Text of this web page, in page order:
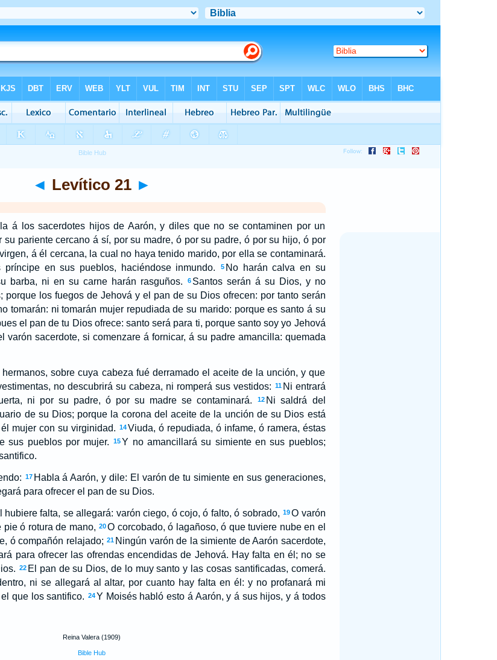
◄ Levítico 21 ►
á los sacerdotes hijos de Aarón, y diles que no se contaminen por un
su pariente cercano á sí, por su madre, ó por su padre, ó por su hijo, ó por
á él cercana, la cual no haya tenido marido, por ella se contaminará.
en sus pueblos, haciéndose inmundo. 5 No harán calva en su
barba, ni en su carne harán rasguños.
6 Santos serán á su Dios, y no
porque los fuegos de Jehová y el pan de su Dios ofrecen: por tanto serán
tomarán: ni tomarán mujer repudiada de su marido: porque es santo á su
el pan de tu Dios ofrece: santo será para ti, porque santo soy yo Jehová
varón sacerdote, si comenzare á fornicar, á su padre amancilla: quemada
sobre cuya cabeza fué derramado el aceite de la unción, y que
no descubrirá su cabeza, ni romperá sus vestidos: 11 Ni entrará
ni por su padre, ó por su madre se contaminará.
12 Ni saldrá del
de su Dios; porque la corona del aceite de la unción de su Dios está
mujer con su virginidad. 14 Viuda, ó repudiada, ó infame, ó ramera, éstas
sus pueblos por mujer.
15 Y no amancillará su simiente en sus pueblos;
17 Habla á Aarón, y dile: El varón de tu simiente en sus generaciones,
para ofrecer el pan de su Dios.
falta, se allegará: varón ciego, ó cojo, ó falto, ó sobrado, 19O varón
ó rotura de mano, 20O corcobado, ó lagañoso, ó que tuviere nube en el
ó compañón relajado; 21 Ningún varón de la simiente de Aarón sacerdote,
para ofrecer las ofrendas encendidas de Jehová. Hay falta en él; no se
22 El pan de su Dios, de lo muy santo y las cosas santificadas, comerá.
ni se allegará al altar, por cuanto hay falta en él: y no profanará mi
que los santifico. 24Y Moisés habló esto á Aarón, y á sus hijos, y á todos
Reina Valera (1909)
Bible Hub